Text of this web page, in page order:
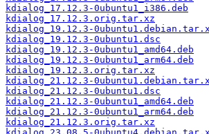
kdialog_17.12.3-0ubuntu1_i386.deb
kdialog_17.12.3.orig.tar.xz
kdialog_19.12.3-
kdialog_19.12.3-0ubuntu1.dsc
kdialog_19.12.3-0ubuntu1_amd64.deb
kdialog_19.12.3-0ubuntu1_arm64.deb
kdialog_19.12.3.orig.tar.xz
kdialog_21.12.3-
kdialog_21.12.3-0ubuntu1.dsc
kdialog_21.12.3-0ubuntu1_amd64.deb
kdialog_21.12.3-0ubuntu1_arm64.deb
kdialog_21.12.3.orig.tar.xz